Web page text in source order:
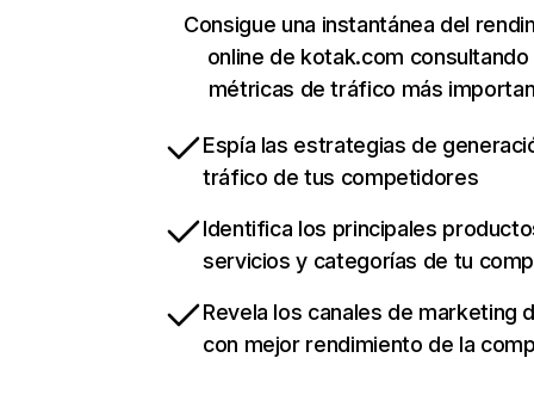
Consigue una instantánea del
online de kotak.com consultando
métricas de tráfico más
Espía las estrategias de
tráfico de tus competidores
Identifica los principales
servicios y categorías de tu
Revela los canales de marketing
con mejor rendimiento de la